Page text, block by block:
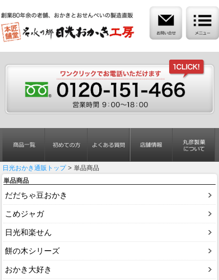
日光おかき通販トップ> 単品商品
単品商品
だだちゃ豆おかき
こめジャガ
日光和楽せん
餅の木シリーズ
おかき大好き